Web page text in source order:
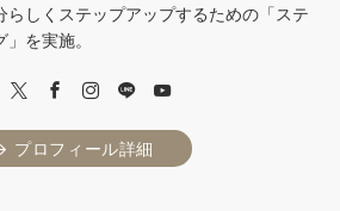
らしくステップアップするための「ステ
を実施。
プロフィール詳細